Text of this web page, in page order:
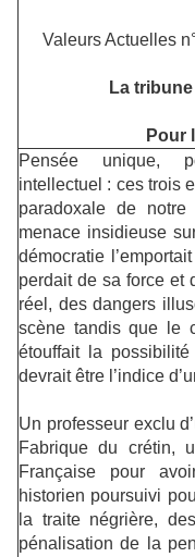
Valeurs Actuelles
La
Pour
Pensée unique,
intellectuel : ces trois
paradoxale de
menace insidieuse
démocratie
perdait de sa force et
réel, des dangers
scène tandis que le
étouffait la
devrait être l’indice
Un professeur exclu
Fabrique du crétin,
Française pour
historien poursuivi
la traite négrière,
pénalisation de la